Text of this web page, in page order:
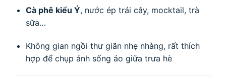
Cà phê kiểu Ý, nước ép trái cây, mocktail, trà
sữa…
Không gian ngồi thư giãn nhẹ nhàng, rất thích
hợp để chụp ảnh sống ảo giữa trưa hè